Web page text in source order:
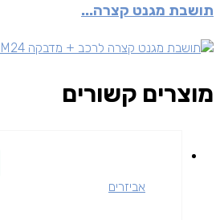
תושבת מגנט קצרה...
מוצרים קשורים
אביזרים